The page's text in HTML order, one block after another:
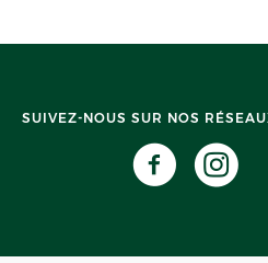
SUIVEZ-NOUS SUR NOS